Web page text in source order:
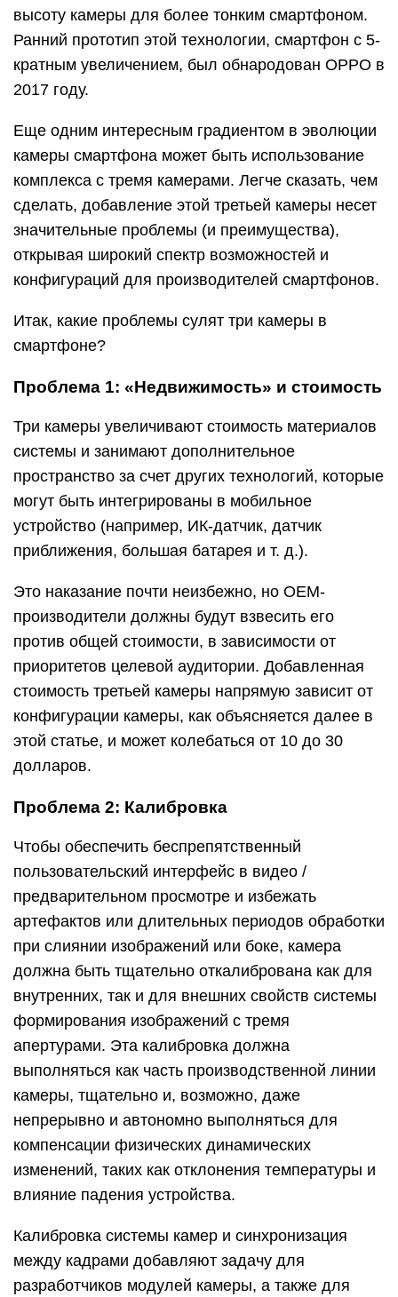
высоту камеры для более тонким смартфоном.
Ранний прототип этой технологии, смартфон с 5-
кратным увеличением, был обнародован OPPO в
2017 году.
Еще одним интересным градиентом в эволюции
камеры смартфона может быть использование
комплекса с тремя камерами. Легче сказать, чем
сделать, добавление этой третьей камеры несет
значительные проблемы (и преимущества),
открывая широкий спектр возможностей и
конфигураций для производителей смартфонов.
Итак, какие проблемы сулят три камеры в
смартфоне?
Проблема 1: «Недвижимость» и стоимость
Три камеры увеличивают стоимость материалов
системы и занимают дополнительное
пространство за счет других технологий, которые
могут быть интегрированы в мобильное
устройство (например, ИК-датчик, датчик
приближения, большая батарея и т. д.).
Это наказание почти неизбежно, но OEM-
производители должны будут взвесить его
против общей стоимости, в зависимости от
приоритетов целевой аудитории. Добавленная
стоимость третьей камеры напрямую зависит от
конфигурации камеры, как объясняется далее в
этой статье, и может колебаться от 10 до 30
долларов.
Проблема 2: Калибровка
Чтобы обеспечить беспрепятственный
пользовательский интерфейс в видео /
предварительном просмотре и избежать
артефактов или длительных периодов обработки
при слиянии изображений или боке, камера
должна быть тщательно откалибрована как для
внутренних, так и для внешних свойств системы
формирования изображений с тремя
апертурами. Эта калибровка должна
выполняться как часть производственной линии
камеры, тщательно и, возможно, даже
непрерывно и автономно выполняться для
компенсации физических динамических
изменений, таких как отклонения температуры и
влияние падения устройства.
Калибровка системы камер и синхронизация
между кадрами добавляют задачу для
разработчиков модулей камеры, а также для